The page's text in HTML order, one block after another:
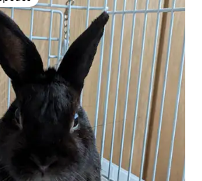
dos hóspedes